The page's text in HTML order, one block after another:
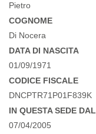
Pietro
COGNOME
Di Nocera
DATA DI NASCITA
01/09/1971
CODICE FISCALE
DNCPTR71P01F839K
IN QUESTA SEDE DAL
07/04/2005